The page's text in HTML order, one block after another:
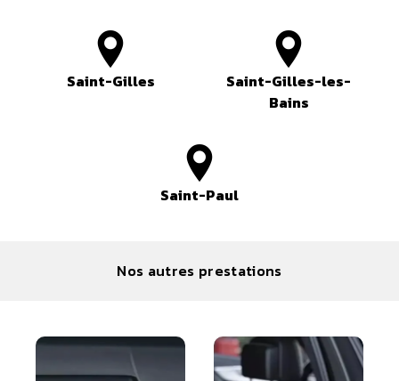
Saint-Gilles
Saint-Gilles-les-
Bains
Saint-Paul
Nos autres prestations